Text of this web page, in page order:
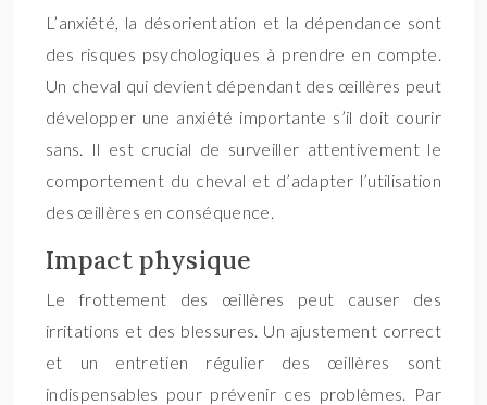
L’anxiété, la désorientation et la dépendance sont
des risques psychologiques à prendre en compte.
Un cheval qui devient dépendant des œillères peut
développer une anxiété importante s’il doit courir
sans. Il est crucial de surveiller attentivement le
comportement du cheval et d’adapter l’utilisation
des œillères en conséquence.
Impact physique
Le frottement des œillères peut causer des
irritations et des blessures. Un ajustement correct
et un entretien régulier des œillères sont
indispensables pour prévenir ces problèmes. Par